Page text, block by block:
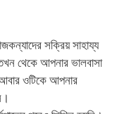
সক্রিয় সাহায্য
থেকে আপনার ভালবাসা
ওটিকে আপনার